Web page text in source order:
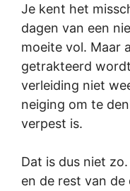
Je kent het
dagen van een
moeite vol. Maar
getrakteerd
verleiding niet
neiging om te
verpest is.
Dat is dus niet
en de rest van